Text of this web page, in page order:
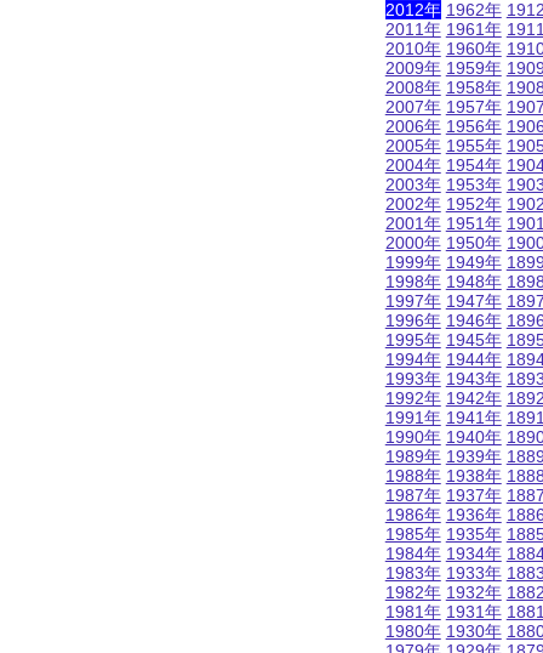
2012年
2011年
2010年
2009年
2008年
2007年
2006年
2005年
2004年
2003年
2002年
2001年
2000年
1999年
1998年
1997年
1996年
1995年
1994年
1993年
1992年
1991年
1990年
1989年
1988年
1987年
1986年
1985年
1984年
1983年
1982年
1981年
1980年
1962年
1961年
1960年
1959年
1958年
1957年
1956年
1955年
1954年
1953年
1952年
1951年
1950年
1949年
1948年
1947年
1946年
1945年
1944年
1943年
1942年
1941年
1940年
1939年
1938年
1937年
1936年
1935年
1934年
1933年
1932年
1931年
1930年